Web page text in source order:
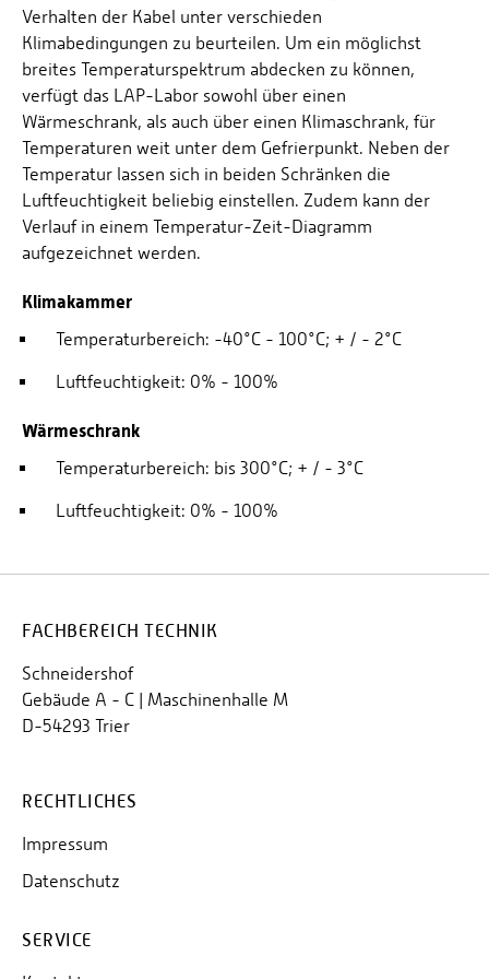
Verhalten der Kabel unter verschieden
Klimabedingungen zu beurteilen. Um ein möglichst
breites Temperaturspektrum abdecken zu können,
verfügt das LAP-Labor sowohl über einen
Wärmeschrank, als auch über einen Klimaschrank, für
Temperaturen weit unter dem Gefrierpunkt. Neben der
Temperatur lassen sich in beiden Schränken die
Luftfeuchtigkeit beliebig einstellen. Zudem kann der
Verlauf in einem Temperatur-Zeit-Diagramm
aufgezeichnet werden.
Klimakammer
Temperaturbereich: -40°C - 100°C; + / - 2°C
Luftfeuchtigkeit: 0% - 100%
Wärmeschrank
Temperaturbereich: bis 300°C; + / - 3°C
Luftfeuchtigkeit: 0% - 100%
FACHBEREICH TECHNIK
Schneidershof
Gebäude A - C | Maschinenhalle M
D-54293 Trier
RECHTLICHES
Impressum
Datenschutz
SERVICE